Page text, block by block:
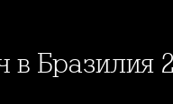
Бразилия